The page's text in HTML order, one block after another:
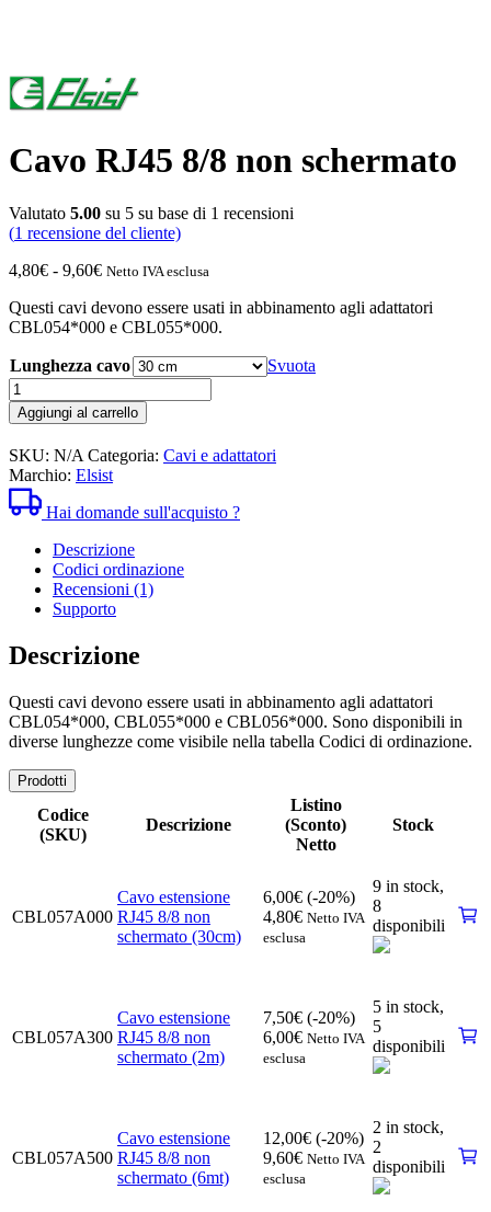
Cavo RJ45 8/8 non schermato
Valutato 5.00 su 5 su base di 1 recensioni
(1 recensione del cliente)
4,80€ - 9,60€Fascia
prezzo:
da
a
Netto IVA esclusa
Questi cavi devono essere usati in abbinamento agli adattatori
CBL054*000 e CBL055*000.
Lunghezza cavo
Svuota
Cavo
RJ45
8/8
non
schermato
quantità
Aggiungi al carrello
SKU: N/A Categoria: Cavi e adattatori
Marchio: Elsist
Hai domande sull'acquisto ?
Descrizione
Codici ordinazione
Recensioni (1)
Supporto
Descrizione
Questi cavi devono essere usati in abbinamento agli adattatori
CBL054*000, CBL055*000 e CBL056*000. Sono disponibili in
diverse lunghezze come visibile nella tabella Codici di ordinazione.
Prodotti
Codice
(SKU)
Descrizione
Listino
(Sconto)
Netto
Stock
CBL057A000
Cavo estensione
RJ45 8/8 non
schermato (30cm)
6,00€ (-20%)
4,80€ Netto IVA
esclusa
9 in stock,
8
disponibili
CBL057A300
Cavo estensione
RJ45 8/8 non
schermato (2m)
7,50€ (-20%)
6,00€ Netto IVA
esclusa
5 in stock,
5
disponibili
CBL057A500
Cavo estensione
RJ45 8/8 non
schermato (6mt)
12,00€ (-20%)
9,60€ Netto IVA
esclusa
2 in stock,
2
disponibili